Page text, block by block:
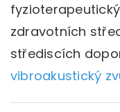
zdravotních
střediscích
vibroakustický